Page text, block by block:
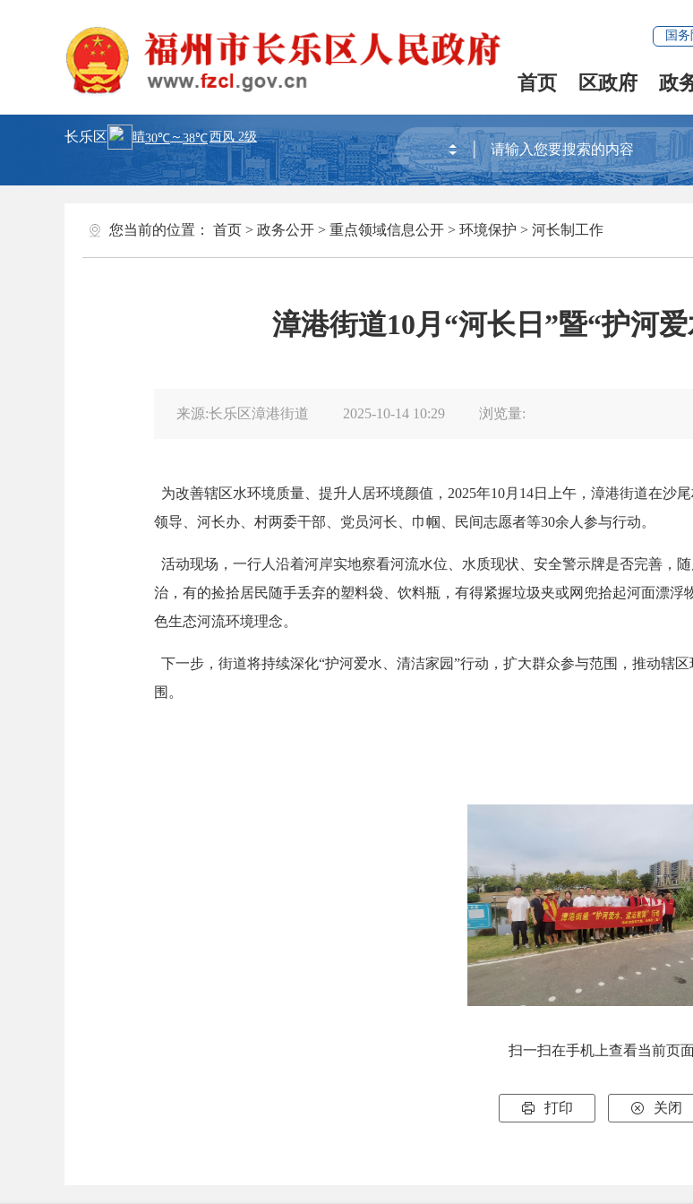
国务
首页 区政府 政
长乐区
您当前的位置： 首页 > 政务公开 > 重点领域信息公开 > 环境保护 > 河长制工作
漳港街道10月“河长日”暨“护河
来源:长乐区漳港街道 2025-10-14 10:29 浏览量:
为改善辖区水环境质量、提升人居环境颜值， 2025年10月14日上午，漳港街道在沙
领导、河长办、村两委干部、党员河长、巾帼、民间志愿者等30余人参与行动。
活动现场，一行人沿着河岸实地察看河流水位、水质现状、安全警示牌是否完善，
治，有的捡拾居民随手丢弃的塑料袋、饮料瓶，有得紧握垃圾夹或网兜拾起河面漂
色生态河流环境理念。
下一步，街道将持续深化“护河爱水、清洁家园”行动，扩大群众参与范围，推动辖
围。
扫一扫在手机上查看当前页
 打印  关闭